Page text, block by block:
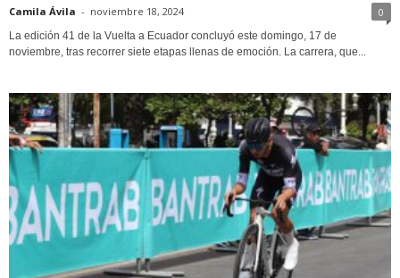
Camila Ávila - noviembre 18, 2024 0
La edición 41 de la Vuelta a Ecuador concluyó este domingo, 17 de
noviembre, tras recorrer siete etapas llenas de emoción. La carrera, que...